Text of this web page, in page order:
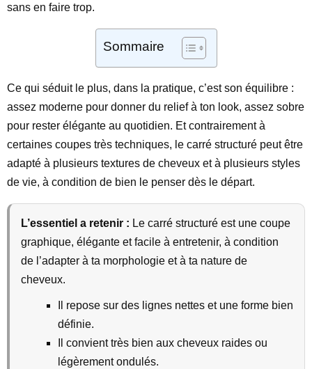
sans en faire trop.
Sommaire
Ce qui séduit le plus, dans la pratique, c’est son équilibre :
assez moderne pour donner du relief à ton look, assez sobre
pour rester élégante au quotidien. Et contrairement à
certaines coupes très techniques, le carré structuré peut être
adapté à plusieurs textures de cheveux et à plusieurs styles
de vie, à condition de bien le penser dès le départ.
L’essentiel a retenir : Le carré structuré est une coupe
graphique, élégante et facile à entretenir, à condition
de l’adapter à ta morphologie et à ta nature de
cheveux.
Il repose sur des lignes nettes et une forme bien
définie.
Il convient très bien aux cheveux raides ou
légèrement ondulés.